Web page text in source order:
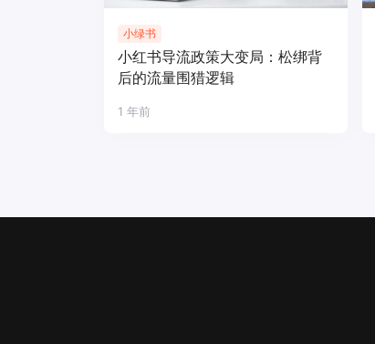
小绿书
小红书导流政策大变局：松绑背
后的流量围猎逻辑
1 年前